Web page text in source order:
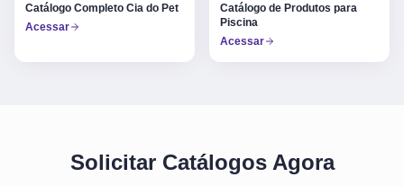
Catálogo Completo Cia do Pet
Acessar
Catálogo de Produtos para
Piscina
Acessar
Solicitar Catálogos Agora